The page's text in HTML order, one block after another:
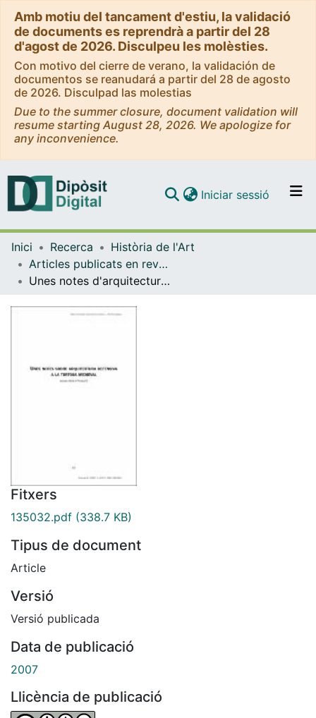
Amb motiu del tancament d'estiu, la validació
de documents es reprendrà a partir del 28
d'agost de 2026. Disculpeu les molèsties.
Con motivo del cierre de verano, la validación de
documentos se reanudará a partir del 28 de agosto
de 2026. Disculpad las molestias
Due to the summer closure, document validation will
resume starting August 28, 2026. We apologize for
any inconvenience.
Navega per tot el DD
Iniciar sessió (current)
Inici Recerca
Història de l'Art
Articles publicats en revistes (Història de l'Art)
Unes notes d'arquitectura defensiva a la Tortosa medieval
Fitxers
135032.pdf (338.7 KB)
Tipus de document
Article
Versió
Versió publicada
Data de publicació
2007
Llicència de publicació